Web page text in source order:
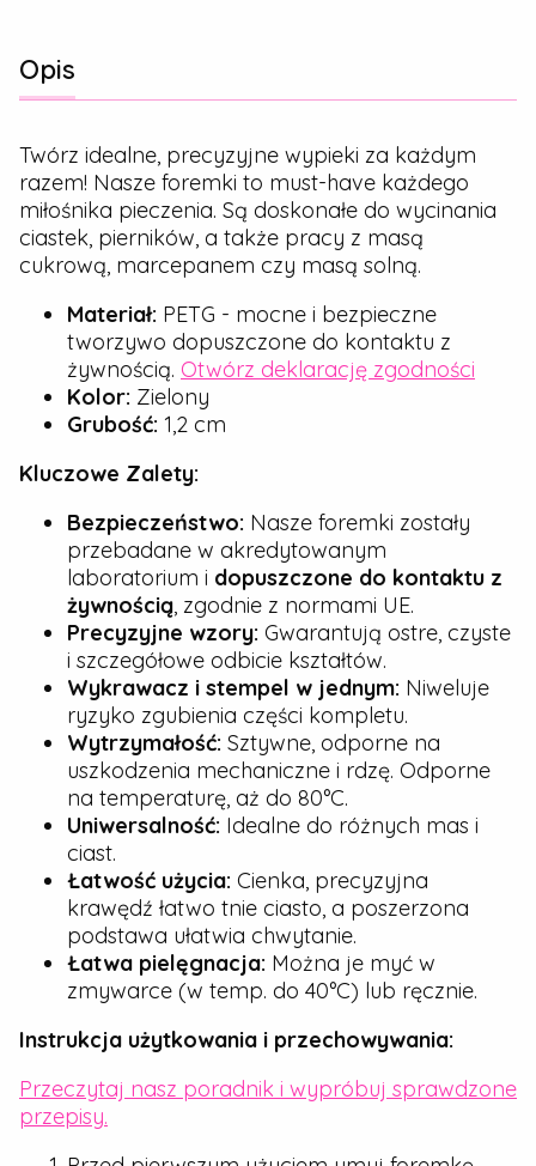
Opis
Twórz idealne, precyzyjne wypieki za każdym
razem! Nasze foremki to must-have każdego
miłośnika pieczenia. Są doskonałe do wycinania
ciastek, pierników, a także pracy z masą
cukrową, marcepanem czy masą solną.
Materiał: PETG - mocne i bezpieczne
tworzywo dopuszczone do kontaktu z
żywnością. Otwórz deklarację zgodności
Kolor: Zielony
Grubość: 1,2 cm
Kluczowe Zalety:
Bezpieczeństwo: Nasze foremki zostały
przebadane w akredytowanym
laboratorium i dopuszczone do kontaktu z
żywnością, zgodnie z normami UE.
Precyzyjne wzory: Gwarantują ostre, czyste
i szczegółowe odbicie kształtów.
Wykrawacz i stempel w jednym: Niweluje
ryzyko zgubienia części kompletu.
Wytrzymałość: Sztywne, odporne na
uszkodzenia mechaniczne i rdzę. Odporne
na temperaturę, aż do 80°C.
Uniwersalność: Idealne do różnych mas i
ciast.
Łatwość użycia: Cienka, precyzyjna
krawędź łatwo tnie ciasto, a poszerzona
podstawa ułatwia chwytanie.
Łatwa pielęgnacja: Można je myć w
zmywarce (w temp. do 40°C) lub ręcznie.
Instrukcja użytkowania i przechowywania:
Przeczytaj nasz poradnik i wypróbuj sprawdzone
przepisy.